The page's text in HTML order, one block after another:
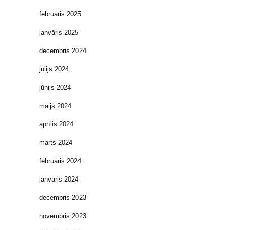
februāris 2025
janvāris 2025
decembris 2024
jūlijs 2024
jūnijs 2024
maijs 2024
aprīlis 2024
marts 2024
februāris 2024
janvāris 2024
decembris 2023
novembris 2023